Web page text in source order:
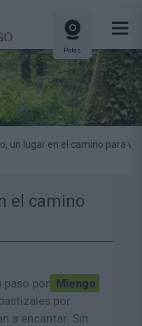
Potes
un lugar en el camino para
el camino
paso por Miengo
por
a encantar. Sin